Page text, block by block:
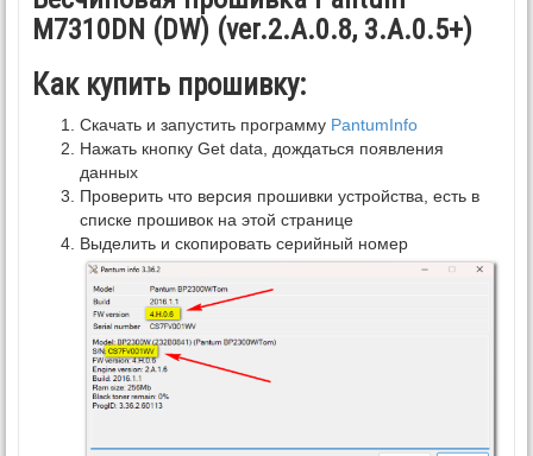
M7310DN (DW) (ver.2.A.0.8, 3.A.0.5+)
Как купить прошивку:
Скачать и запустить программу PantumInfo
Нажать кнопку Get data, дождаться появления
данных
Проверить что версия прошивки устройства, есть в
списке прошивок на этой странице
Выделить и скопировать серийный номер